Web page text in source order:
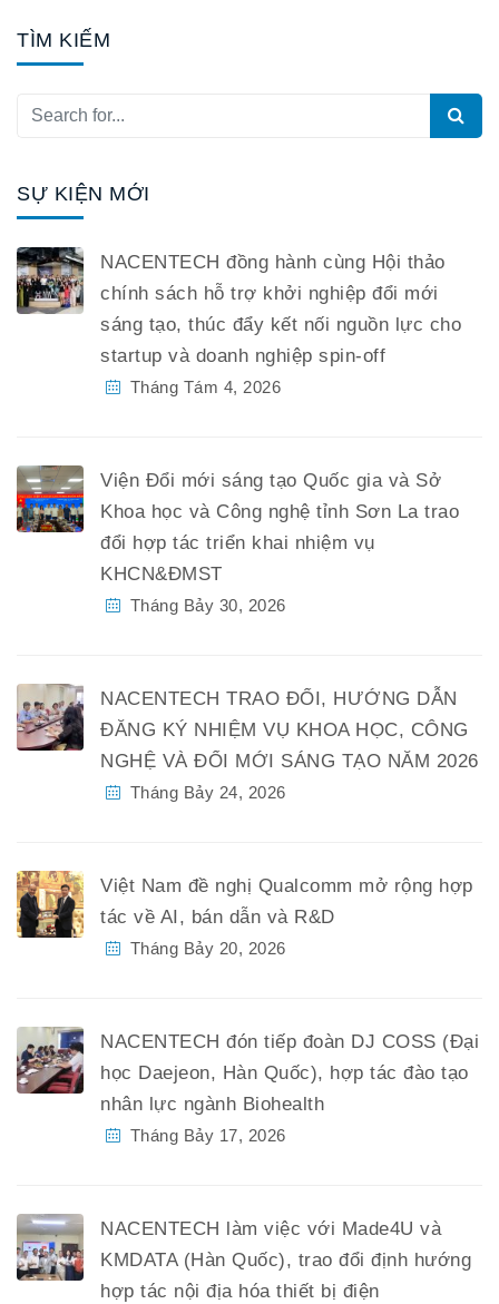
TÌM KIẾM
SỰ KIỆN MỚI
NACENTECH đồng hành cùng Hội thảo
chính sách hỗ trợ khởi nghiệp đổi mới
sáng tạo, thúc đẩy kết nối nguồn lực cho
startup và doanh nghiệp spin-off
Tháng Tám 4, 2026
Viện Đổi mới sáng tạo Quốc gia và Sở
Khoa học và Công nghệ tỉnh Sơn La trao
đổi hợp tác triển khai nhiệm vụ
KHCN&ĐMST
Tháng Bảy 30, 2026
NACENTECH TRAO ĐỔI, HƯỚNG DẪN
ĐĂNG KÝ NHIỆM VỤ KHOA HỌC, CÔNG
NGHỆ VÀ ĐỔI MỚI SÁNG TẠO NĂM 2026
Tháng Bảy 24, 2026
Việt Nam đề nghị Qualcomm mở rộng hợp
tác về AI, bán dẫn và R&D
Tháng Bảy 20, 2026
NACENTECH đón tiếp đoàn DJ COSS (Đại
học Daejeon, Hàn Quốc), hợp tác đào tạo
nhân lực ngành Biohealth
Tháng Bảy 17, 2026
NACENTECH làm việc với Made4U và
KMDATA (Hàn Quốc), trao đổi định hướng
hợp tác nội địa hóa thiết bị điện